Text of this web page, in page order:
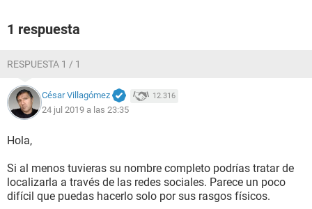
1 respuesta
RESPUESTA 1 / 1
César Villagómez 12.316
24 jul 2019 a las 23:35
Hola,
Si al menos tuvieras su nombre completo podrías tratar de
localizarla a través de las redes sociales. Parece un poco
difícil que puedas hacerlo solo por sus rasgos físicos.